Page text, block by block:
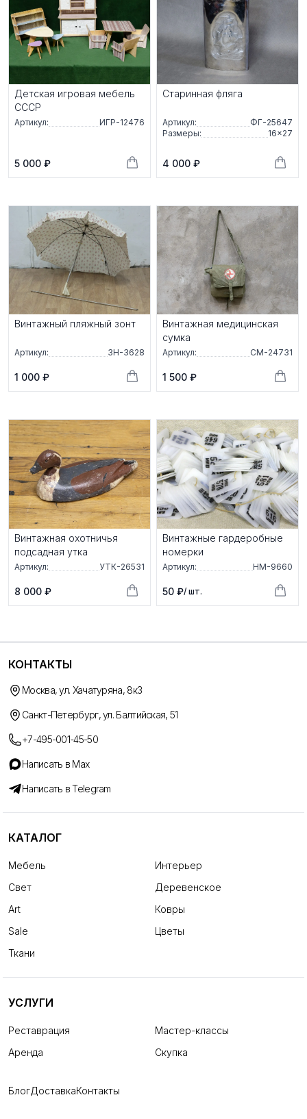
Детскaя игpовaя мебeль
СCСP
Артикул: ИГР-12476
5 000 ₽
Старинная фляга
Артикул:
ФГ-25647
Размеры:
16×27
4 000 ₽
Винтажный пляжный зонт
Артикул: ЗН-3628
1 000 ₽
Винтажная медицинская
сумка
Артикул: СМ-24731
1 500 ₽
Винтажная охотничья
подсадная утка
Артикул: УТК-26531
8 000 ₽
Винтажные гардеробные
номерки
Артикул: НМ-9660
50 ₽/ шт.
КОНТАКТЫ
Москва, ул. Хачатуряна, 8к3
Санкт-Петербург, ул. Балтийская, 51
+7-495-001-45-50
Написать в Max
Написать в Telegram
КАТАЛОГ
Мебель
Интерьер
Свет
Деревенское
Art
Ковры
Sale
Цветы
Ткани
УСЛУГИ
Реставрация
Мастер-классы
Аренда
Скупка
БлогДоставкаКонтакты